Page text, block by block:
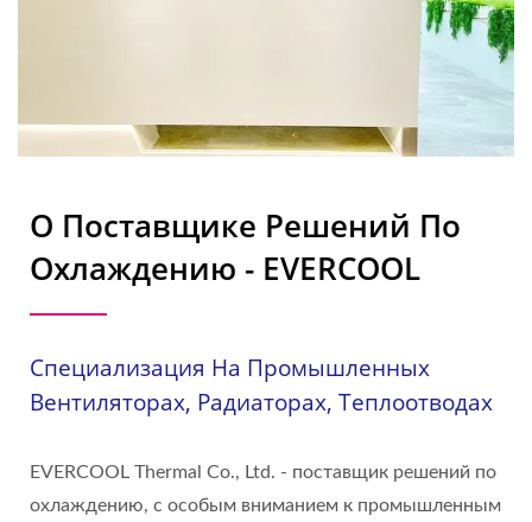
О Поставщике Решений По
Охлаждению - EVERCOOL
Специализация На Промышленных
Вентиляторах, Радиаторах, Теплоотводах
EVERCOOL Thermal Co., Ltd. - поставщик решений по
охлаждению, с особым вниманием к промышленным